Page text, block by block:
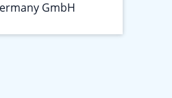
GmbH